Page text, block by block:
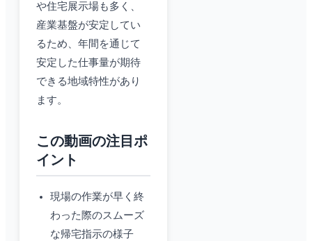
や住宅展示場も多く、
産業基盤が安定してい
るため、年間を通じて
安定した仕事量が期待
できる地域特性があり
ます。
この動画の注目ポ
イント
現場の作業が早く終
わった際のスムーズ
な帰宅指示の様子